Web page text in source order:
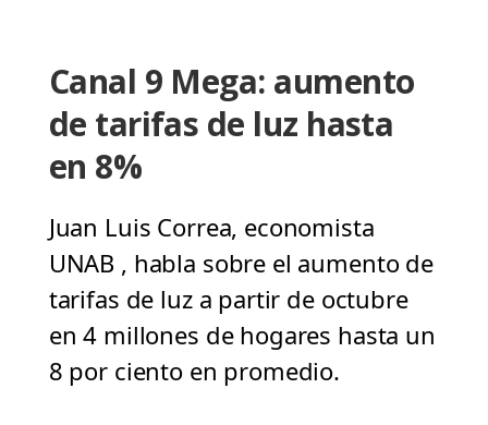
Canal 9 Mega: aumento
de tarifas de luz hasta
en 8%
Juan Luis Correa, economista
UNAB , habla sobre el aumento de
tarifas de luz a partir de octubre
en 4 millones de hogares hasta un
8 por ciento en promedio.